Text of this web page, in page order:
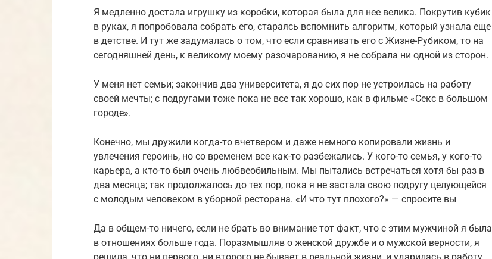
Я медленно достала игрушку из коробки, которая была для нее велика. Покрутив кубик
в руках, я попробовала собрать его, стараясь вспомнить алгоритм, который узнала еще
в детстве. И тут же задумалась о том, что если сравнивать его с Жизне-Рубиком, то на
сегодняшней день, к великому моему разочарованию, я не собрала ни одной из сторон.
У меня нет семьи; закончив два университета, я до сих пор не устроилась на работу
своей мечты; с подругами тоже пока не все так хорошо, как в фильме «Секс в большом
городе».
Конечно, мы дружили когда-то вчетвером и даже немного копировали жизнь и
увлечения героинь, но со временем все как-то разбежались. У кого-то семья, у кого-то
карьера, а кто-то был очень любвеобильным. Мы пытались встречаться хотя бы раз в
два месяца; так продолжалось до тех пор, пока я не застала свою подругу целующейся
с молодым человеком в уборной ресторана. «И что тут плохого?» — спросите вы
Да в общем-то ничего, если не брать во внимание тот факт, что с этим мужчиной я была
в отношениях больше года. Поразмышляв о женской дружбе и о мужской верности, я